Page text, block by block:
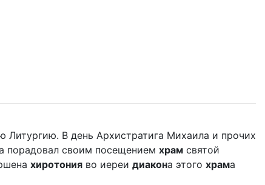
В день Архистратига Михаила и прочих
порадовал своим посещением храм святой
хиротония во иереи диакона этого храма